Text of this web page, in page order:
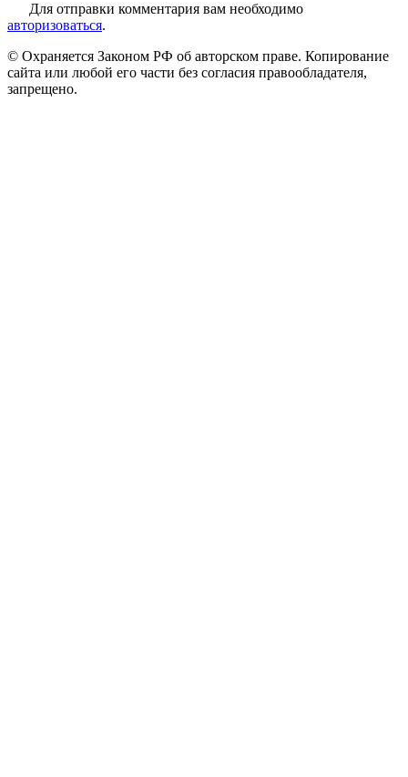
Для отправки комментария вам необходимо
авторизоваться.
© Охраняется Законом РФ об авторском праве. Копирование
сайта или любой его части без согласия правообладателя,
запрещено.